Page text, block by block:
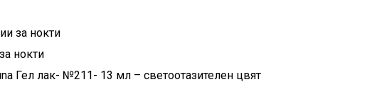
за нокти
нокти
Гел лак- №211- 13 мл – светоотазителен цвят